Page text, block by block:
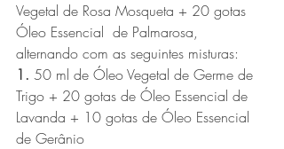
Vegetal de Rosa Mosqueta + 20 gotas
Óleo Essencial  de Palmarosa,
alternando com as seguintes misturas:
1. 50 ml de Óleo Vegetal de Germe de
Trigo + 20 gotas de Óleo Essencial de
Lavanda + 10 gotas de Óleo Essencial
de Gerânio